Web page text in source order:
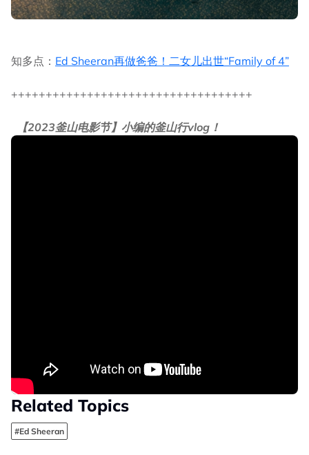
知多点： Ed Sheeran再做爸爸！二女儿出世“Family of 4”
+++++++++++++++++++++++++++++++++++
【2023釜山电影节】小编的釜山行vlog！
Related Topics
#Ed Sheeran